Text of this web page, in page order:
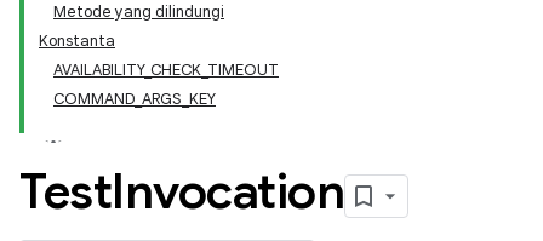
Metode yang dilindungi
Konstanta
AVAILABILITY_CHECK_TIMEOUT
COMMAND_ARGS_KEY
TestInvocation